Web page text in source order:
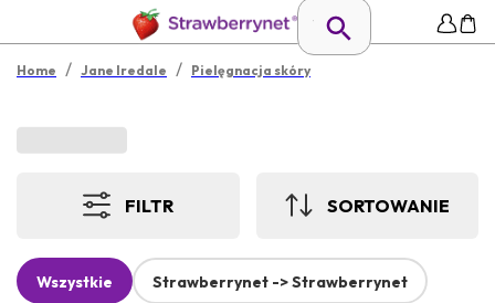
Home / Jane Iredale / Pielęgnacja skóry
FILTR SORTOWANIE
Wszystkie Strawberrynet -> Strawberrynet